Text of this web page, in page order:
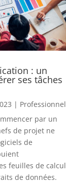
: un
ses tâches
| Professionnel
par un
de projet ne
de
feuilles de calcul
de données.